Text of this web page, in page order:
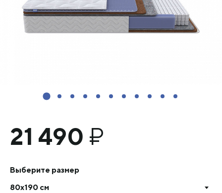
21 490 ₽
Выберите размер
80х190 см